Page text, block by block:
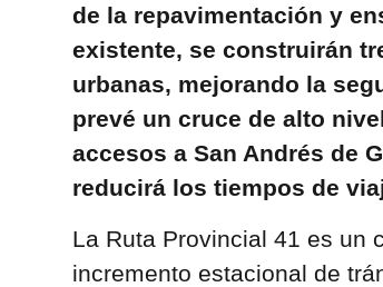
de la repavimentación y
existente, se construirán
urbanas, mejorando la
prevé un cruce de alto
accesos a San Andrés de
reducirá los tiempos de
La Ruta Provincial 41 es un
incremento estacional de